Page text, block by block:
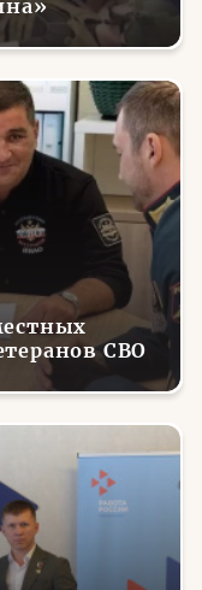
СВО